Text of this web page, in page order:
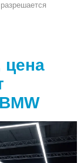
цена